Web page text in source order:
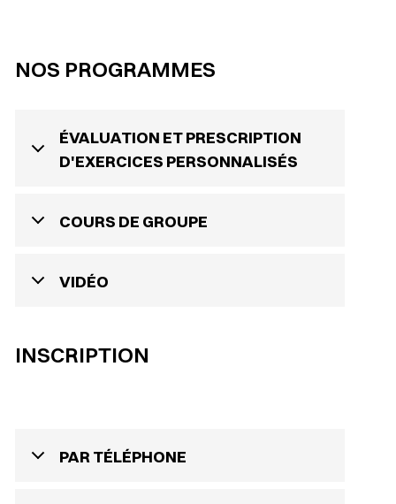
NOS PROGRAMMES
ÉVALUATION ET PRESCRIPTION
D'EXERCICES PERSONNALISÉS
COURS DE GROUPE
VIDÉO
INSCRIPTION
PAR TÉLÉPHONE